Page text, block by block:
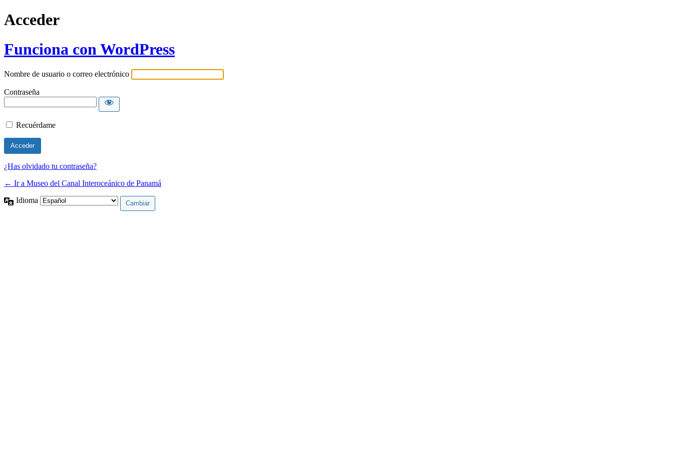
Acceder
Funciona con WordPress
Nombre de usuario o correo electrónico
Contraseña
Recuérdame
¿Has olvidado tu contraseña?
← Ir a Museo del Canal Interoceánico de Panamá
Idioma